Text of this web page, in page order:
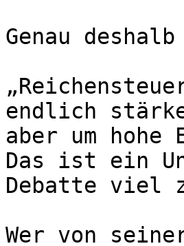
Genau
endlich
aber um hohe
Das ist ein
Debatte viel
Wer von